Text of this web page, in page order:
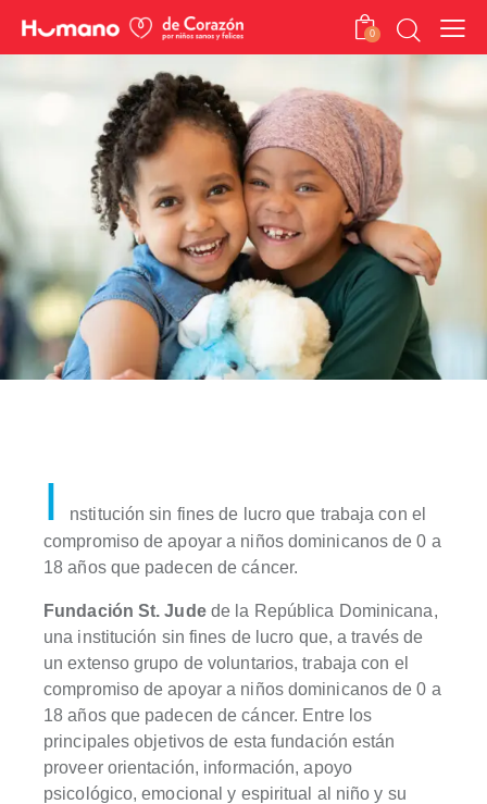
0
I
nstitución sin fines de lucro que trabaja con el
compromiso de apoyar a niños dominicanos de 0 a
18 años que padecen de cáncer.
Fundación St. Jude de la República Dominicana,
una institución sin fines de lucro que, a través de
un extenso grupo de voluntarios, trabaja con el
compromiso de apoyar a niños dominicanos de 0 a
18 años que padecen de cáncer. Entre los
principales objetivos de esta fundación están
proveer orientación, información, apoyo
psicológico, emocional y espiritual al niño y su